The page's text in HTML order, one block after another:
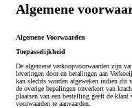
Algemene
Algemene Voorwaarden
Toepasselijkheid
De algemene verkoopvoorwaarden zijn
leveringen door en betalingen aan
kan slechts worden afgeweken indien
de overige bepalingen onverkort van
plaatsen van een bestelling geeft de klant
voorwaarden te aanvaarden.